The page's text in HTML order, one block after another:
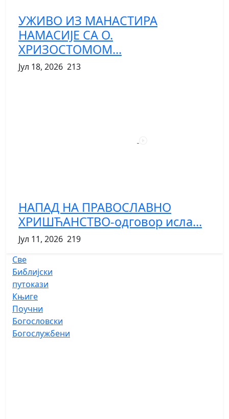
УЖИВО ИЗ МАНАСТИРА
НАМАСИЈЕ СА О.
ХРИЗОСТОМОМ...
Јул 18, 2026 213
НАПАД НА ПРАВОСЛАВНО
ХРИШЋАНСТВО-одговор исла...
Јул 11, 2026 219
Све
Библијски
путокази
Књиге
Поучни
Богословски
Богослужбени